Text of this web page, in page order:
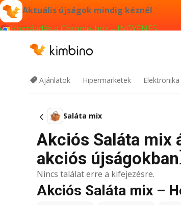
Aktuális újságok mindig kéznél
Hozzáadás a Chrome-hoz – INGYENES
Ajánlatok Hipermarketek Elektronika
Saláta mix
Akciós Saláta mix
akciós
Nincs találat erre a kifejezésre.
Akciós Saláta mix –